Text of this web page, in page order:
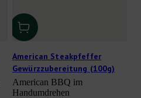
American Steakpfeffer
Gewürzzubereitung (100g)
American BBQ im
Handumdrehen